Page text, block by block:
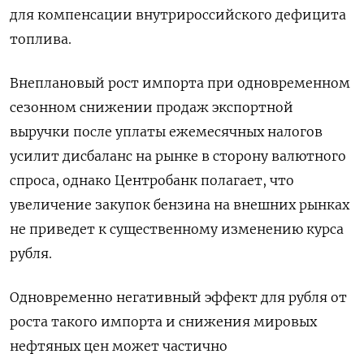
для компенсации внутрироссийского дефицита
топлива.
Внеплановый ‌рост импорта при одновременном
сезонном снижении продаж экспортной
выручки после уплаты ежемесячных налогов
усилит дисбаланс на рынке в сторону ‌валютного
спроса, однако Центробанк полагает, что
увеличение закупок бензина на внешних рынках
не приведет к существенному изменению курса
рубля.
Одновременно негативный ​эффект для рубля от
роста такого импорта и снижения мировых
нефтяных цен может частично